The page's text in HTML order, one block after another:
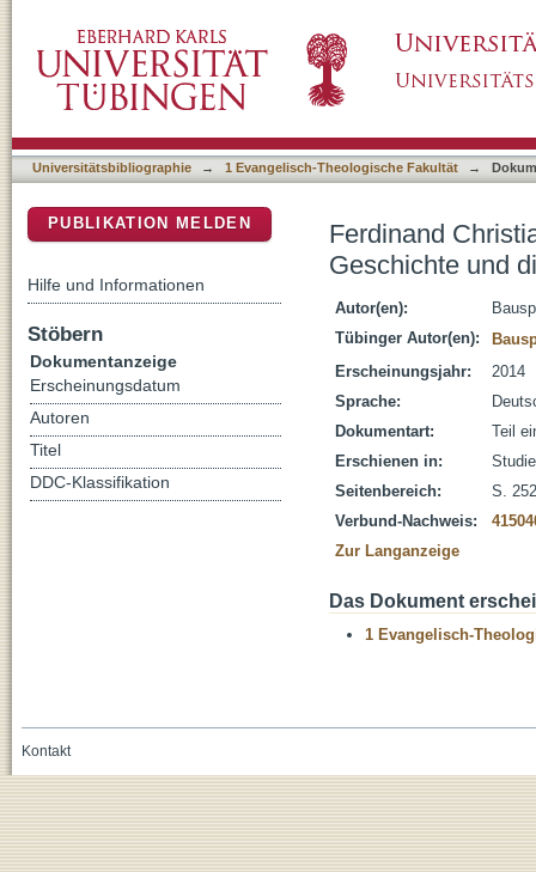
der neutestamentlichen Autoren
Universitätsbibliographie → 1 Evangelisch-Theologische Fakultät →
Ferdinand
Geschichte und
Autor(en):
Tübinger Autor(en):
Erscheinungsjahr:
2014
Sprache:
Dokumentart:
Teil
Erschienen in:
Seitenbereich:
S.
Verbund-Nachweis:
Zur Langanzeige
Das Dokument
1 Evangelisch-
PUBLIKATION MELDEN
Hilfe und Informationen
Stöbern
Dokumentanzeige
Erscheinungsdatum
Autoren
Titel
DDC-Klassifikation
Kontakt